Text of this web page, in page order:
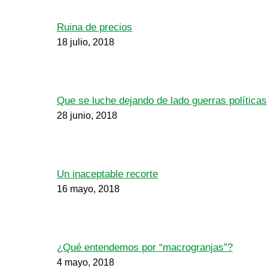
Ruina de precios
18 julio, 2018
Que se luche dejando de lado guerras políticas
28 junio, 2018
Un inaceptable recorte
16 mayo, 2018
¿Qué entendemos por “macrogranjas”?
4 mayo, 2018